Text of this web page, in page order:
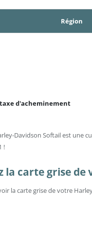
Région
d'acheminement
Davidson Softail est une
!
la carte grise de
la carte grise de votre